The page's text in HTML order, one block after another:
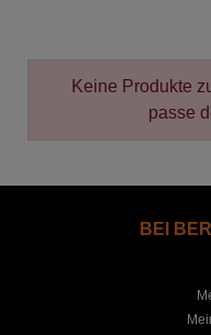
Keine Produkte
passe
BEI